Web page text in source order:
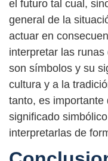
el futuro tal cual,
general de la
actuar en
interpretar las
son símbolos y su
cultura y a la
tanto, es importante
significado
interpretarlas de